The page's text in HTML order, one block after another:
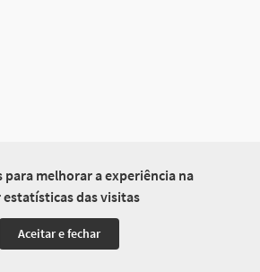
para melhorar a experiência na
estatísticas das visitas
Aceitar e fechar